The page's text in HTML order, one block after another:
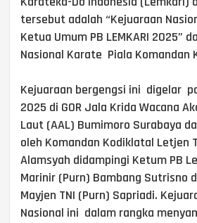
tersebut adalah “Kejuaraan
Ketua Umum PB LEMKARI 2025”
Nasional Karate Piala Komandan
Kejuaraan bergengsi ini digelar
2025 di GOR Jala Krida Wacana
Laut (AAL) Bumimoro Surabaya
oleh Komandan Kodiklatal Letjen
Alamsyah didampingi Ketum PB
Marinir (Purn) Bambang Sutrisno
Mayjen TNI (Purn) Sapriadi.
Nasional ini dalam rangka